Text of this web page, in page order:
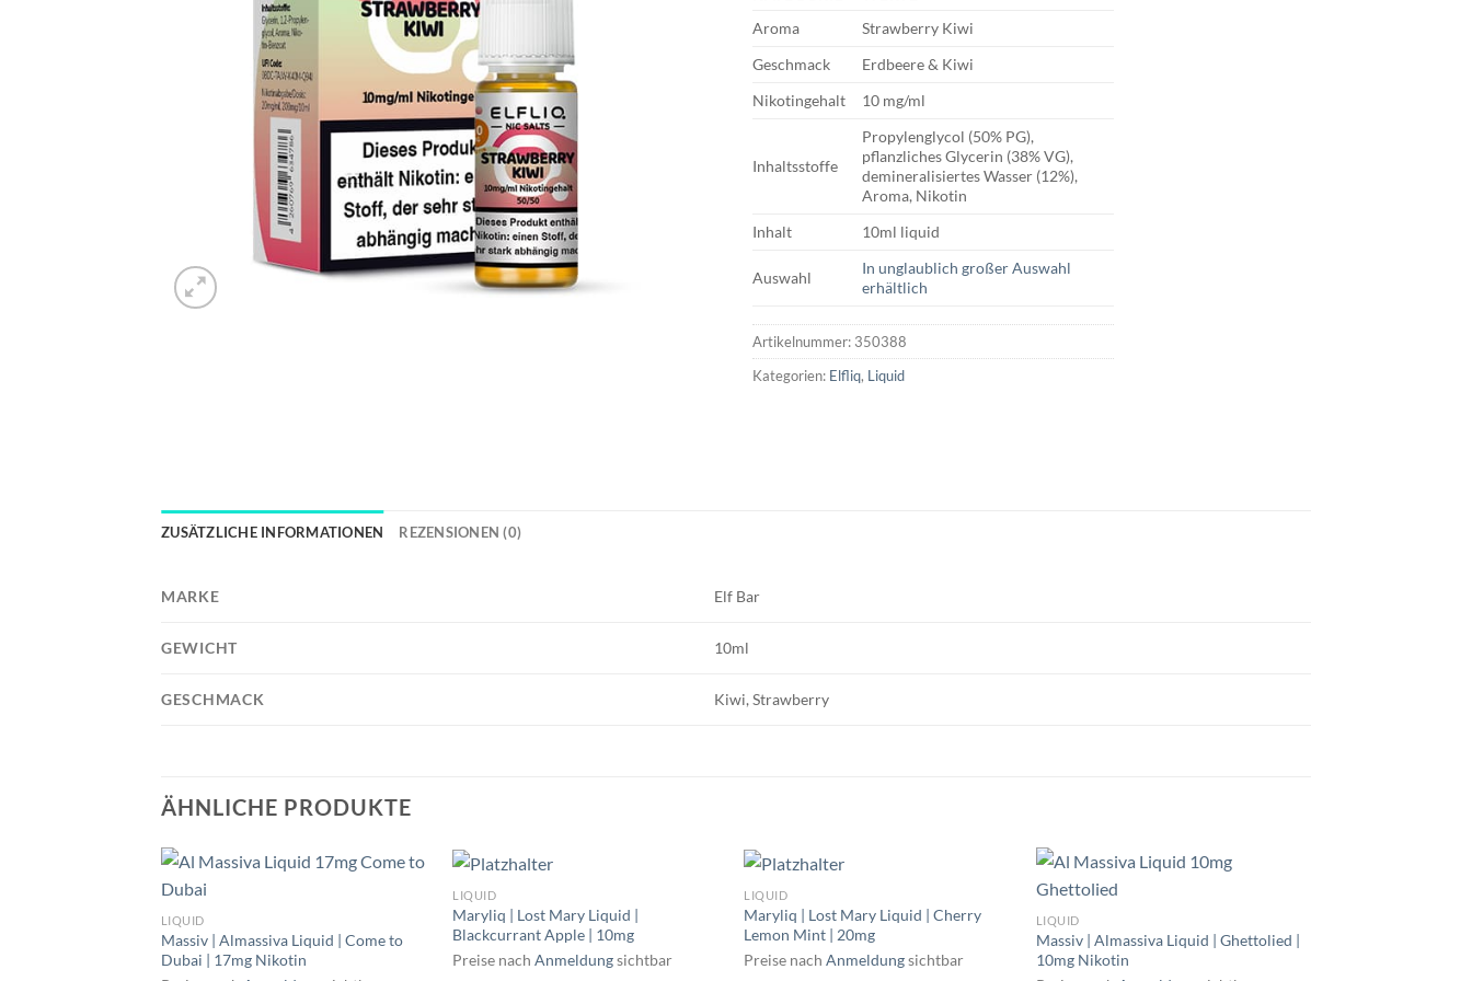
Aroma
Strawberry Kiwi
Geschmack
Erdbeere & Kiwi
Nikotingehalt
10 mg/ml
Inhaltsstoffe
Propylenglycol (50% PG),
pflanzliches Glycerin (38% VG),
demineralisiertes Wasser (12%),
Aroma, Nikotin
Inhalt
10ml liquid
Auswahl
In unglaublich großer Auswahl
erhältlich
Artikelnummer: 350388
Kategorien: Elfliq, Liquid
ZUSÄTZLICHE INFORMATIONEN REZENSIONEN (0)
MARKE Elf Bar
GEWICHT 10ml
GESCHMACK Kiwi, Strawberry
ÄHNLICHE PRODUKTE
LIQUID
Massiv | Almassiva Liquid | Come to
Dubai | 17mg Nikotin
LIQUID
Maryliq | Lost Mary Liquid |
Blackcurrant Apple | 10mg
Preise nachAnmeldungsichtbar
LIQUID
Maryliq | Lost Mary Liquid | Cherry
Lemon Mint | 20mg
Preise nachAnmeldungsichtbar
LIQUID
Massiv | Almassiva Liquid | Ghettolied |
10mg Nikotin